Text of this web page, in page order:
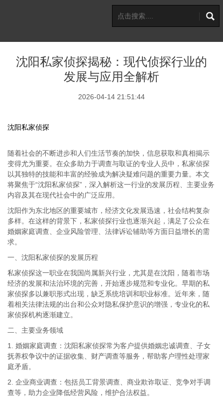
沈阳私家侦探揭秘：现代侦探行业的
发展与应用全解析
2026-04-14 21:51:44
沈阳私家侦探
随着社会的不断进步和人们生活节奏的加快，信息获取和真相揭示
变得尤为重要。在众多助力于调查与取证的专业人员中，私家侦探
以其独特的技能和丰富的经验成为解决疑难问题的重要力量。本文
将聚焦于“沈阳私家侦探”，深入解析这一行业的发展历程、主要业务
内容及其在现代社会中的广泛应用。
沈阳作为东北地区的重要城市，经济文化发展迅速，社会结构复杂
多样。在这样的背景下，私家侦探行业也逐渐兴起，满足了公众在
婚姻家庭调查、企业风险管理、法律诉讼辅助等方面日益增长的需
求。
一、沈阳私家侦探的发展历程
私家侦探这一职业在我国尚属新兴行业，尤其是在沈阳，随着市场
经济的发展和法治环境的完善，开始逐步规范和专业化。早期的私
家侦探多以兼职形式出现，缺乏系统培训和职业标准。近年来，随
着相关法律法规的出台和公众对隐私保护意识的增强，专业化的私
家侦探机构逐渐建立。
二、主要业务领域
1. 婚姻家庭调查：沈阳私家侦探常为客户提供婚姻忠诚调查、子女
抚养权争议中的证据收集、财产调查等服务，帮助客户理性处理家
庭矛盾。
2. 企业商业调查：包括员工背景调查、商业欺诈取证、竞争对手调
查等，助力企业降低经营风险，维护合法权益。